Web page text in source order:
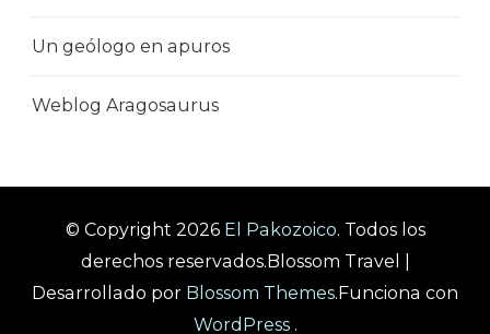
Un geólogo en apuros
Weblog Aragosaurus
© Copyright 2026 El Pakozoico. Todos los
derechos reservados.Blossom Travel |
Desarrollado por Blossom Themes.Funciona con
WordPress.